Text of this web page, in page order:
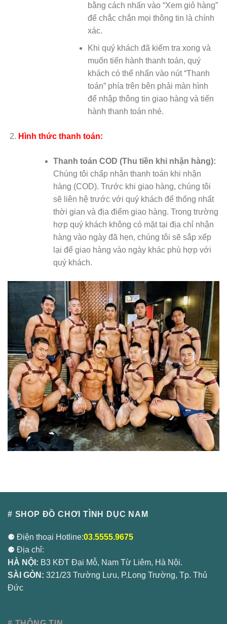
bằng cách nhấn vào “Xem giỏ hàng”
để chắc chắn mọi thông tin là chính
xác.
Khi quý khách đã kiểm tra xong và
muốn tiến hành thanh toán, quý
khách có thể nhấn vào nút “Thanh
toán” phía trên bên phải màn hình
để nhập thông tin giao hàng và tiến
hành thanh toán nhé.
Hình thức thanh toán:
Thanh toán COD (Thu tiền khi nhận hàng):
Chúng tôi chấp nhận thanh toán khi nhận
hàng (COD). Trước khi giao hàng, chúng tôi
sẽ liên hệ trước với quý khách để thống nhất
thời gian và địa điểm giao hàng. Trong trường
hợp quý khách không có mặt tại địa chỉ nhận
hàng vào ngày đã hẹn, chúng tôi sẽ sắp xếp
lại để giao hàng vào ngày khác phù hợp với
quý khách.
# SHOP ĐỒ CHƠI TÌNH DỤC NAM
⚈ Điện thoại Hotline:03.5555.9675
⚈ Địa chỉ:
HÀ NỘI: B3 KĐT Đại Mỗ, Nam Từ Liêm, Hà Nội.
SÀI GÒN: 321/23 Trường Lưu, P.Long Trường, Tp. Thủ
Đức